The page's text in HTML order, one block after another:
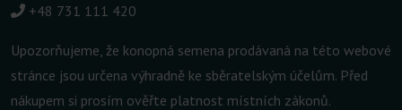
+48 731 111 420
Upozorňujeme, že konopná semena prodávaná na této webové
stránce jsou určena výhradně ke sběratelským účelům. Před
nákupem si prosím ověřte platnost místních zákonů.